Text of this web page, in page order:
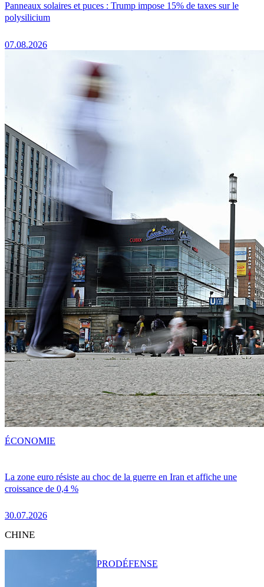
Panneaux solaires et puces : Trump impose 15% de taxes sur le
polysilicium
07.08.2026
La zone euro résiste au choc de la guerre en Iran et affiche une
croissance de 0,4 %
30.07.2026
ÉCONOMIE
CHINE
PRODÉFENSE